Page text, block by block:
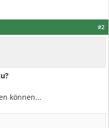
#2
können...